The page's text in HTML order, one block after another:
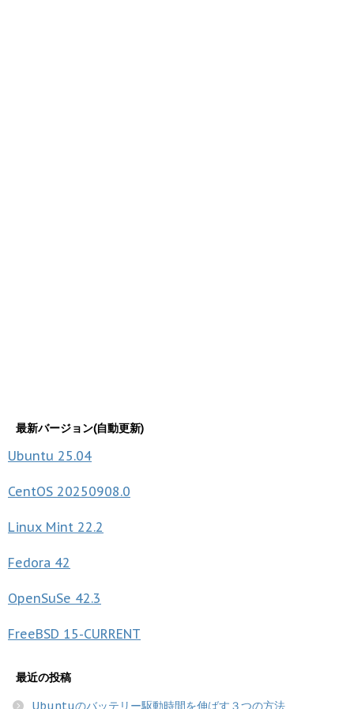
最新バージョン(自動更新)
Ubuntu 25.04
CentOS 20250908.0
Linux Mint 22.2
Fedora 42
OpenSuSe 42.3
FreeBSD 15-CURRENT
最近の投稿
Ubuntuのバッテリー駆動時間を伸ばす３つの方法